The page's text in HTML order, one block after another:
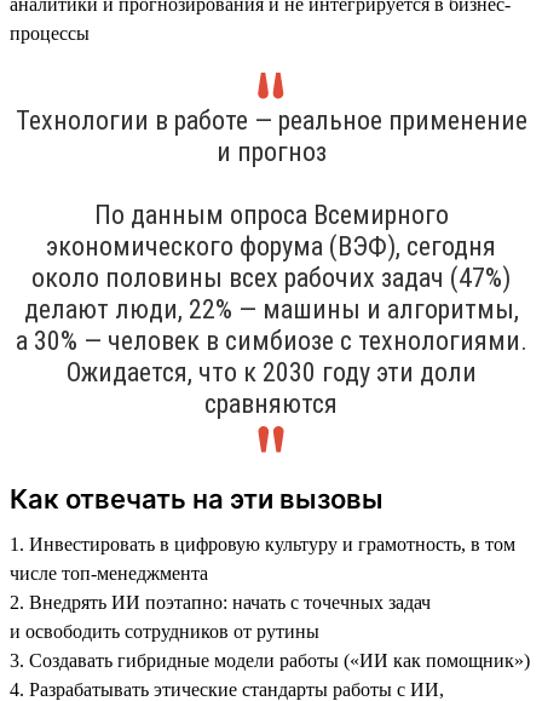
процессы
Технологии в работе — реальное применение
и прогноз
По данным опроса Всемирного
экономического форума (ВЭФ), сегодня
около половины всех рабочих задач (47%)
делают люди, 22% — машины и алгоритмы,
а 30% — человек в симбиозе с технологиями.
Ожидается, что к 2030 году эти доли
сравняются
Как отвечать на эти вызовы
1. Инвестировать в цифровую культуру и грамотность, в том
числе топ-менеджмента
2. Внедрять ИИ поэтапно: начать с точечных задач
и освободить сотрудников от рутины
3. Создавать гибридные модели работы («ИИ как помощник»)
4. Разрабатывать этические стандарты работы с ИИ,